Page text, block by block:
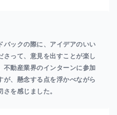
バックの際に、アイデアのいい
さって、意見を出すことが楽し
不動産業界のインターンに参加
、懸念する点を浮かべながら
を感じました。